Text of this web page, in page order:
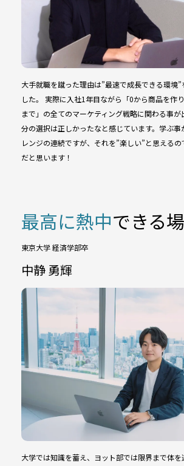
大手就職を蹴った理由は”最速で成長できる環境
した。 実際に入社1年目ながら「0から商品を作
まで」の全てのマーケティング戦略に関わる事
分の選択は正しかったなと感じています。学ぶ事
レンジの連続ですが、それを”楽しい”と思える
だと思います！
最高に熱中できる
東京大学 経済学部卒
中静 勇輝
大学では知識を蓄え、ヨット部では限界まで体